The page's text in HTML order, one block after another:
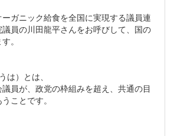
ガニック給食を全国に実現する議員連
員の川田龍平さんをお呼びして、国の
。
は）とは、
員が、政党の枠組みを超え、共通の目
ことです。